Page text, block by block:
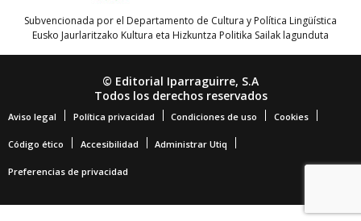
Subvencionada por el Departamento de Cultura y Política Lingüística
Eusko Jaurlaritzako Kultura eta Hizkuntza Politika Sailak lagunduta
© Editorial Iparraguirre, S.A
Todos los derechos reservados
Aviso legal Política privacidad Condiciones de uso Cookies
Código ético Accesibilidad Administrar Utiq
Preferencias de privacidad